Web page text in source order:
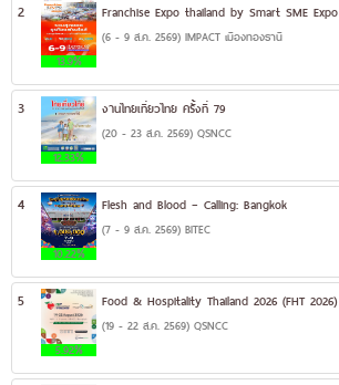
2
13.9%
Franchise Expo thailand by Smart SME Expo
(6 - 9 ส.ค. 2569) IMPACT เมืองทองธานี
3
12.33%
งานไทยเที่ยวไทย ครั้งที่ 79
(20 - 23 ส.ค. 2569) QSNCC
4
10.22%
Flesh and Blood – Calling: Bangkok
(7 - 9 ส.ค. 2569) BITEC
5
5.92%
Food & Hospitality Thailand 2026 (FHT 2026)
(19 - 22 ส.ค. 2569) QSNCC